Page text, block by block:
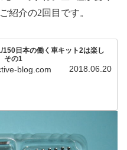
紹介の2回目です。
150日本の働く車キット2は楽し
その1
blog.com 2018.06.20